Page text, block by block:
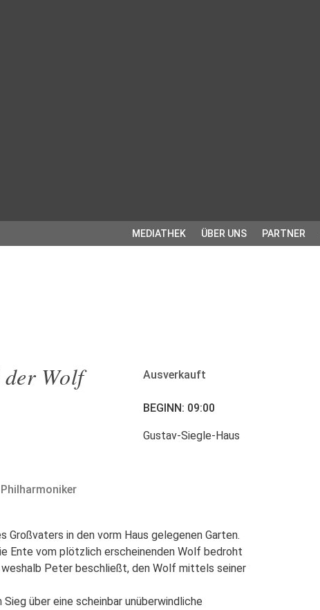
MEDIATHEK ÜBER UNS PARTNER
Wolf Ausverkauft
BEGINN: 09:00
Gustav-Siegle-Haus
Großvaters in den vorm Haus gelegenen Garten.
Ente vom plötzlich erscheinenden Wolf bedroht
Peter beschließt, den Wolf mittels seiner
über eine scheinbar unüberwindliche